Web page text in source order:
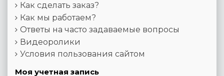
Как сделать заказ?
Как мы работаем?
Ответы на часто задаваемые вопросы
Видеоролики
Условия пользования сайтом
Моя учетная запись